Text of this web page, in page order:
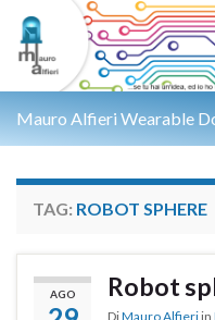
Mauro Alfieri Wearable
TAG: ROBOT SPHERE
AGO Robot
DiMauro Alfieri in